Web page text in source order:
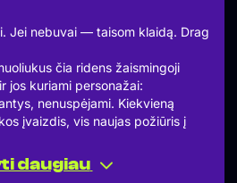
Jei nebuvai — taisom klaidą. Drag
čia ridens žaismingoji
jos kuriami personažai:
nenuspėjami. Kiekvieną
įvaizdis, vis naujas požiūris į
daugiau